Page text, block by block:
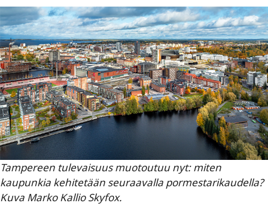
Tampereen tulevaisuus muotoutuu nyt: miten
kaupunkia kehitetään seuraavalla pormestarikaudella?
Kuva Marko Kallio Skyfox.